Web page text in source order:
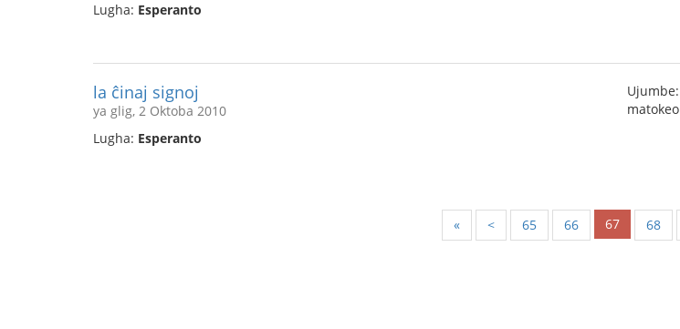
Lugha: Esperanto
la ĉinaj signoj
ya glig, 2 Oktoba 2010
Lugha: Esperanto
Ujumbe:
matokeo
« < 65 66 67 68